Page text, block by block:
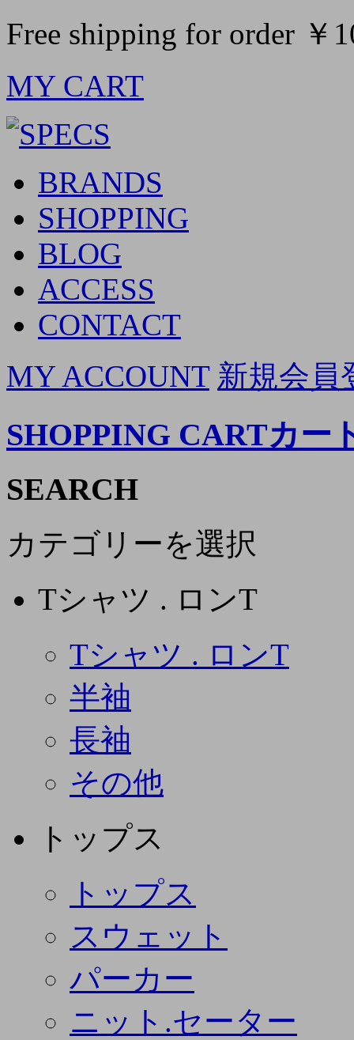
Free shipping for order ￥
MY CART
BRANDS
SHOPPING
BLOG
ACCESS
CONTACT
MY ACCOUNT 新規会員
SHOPPING CARTカー
SEARCH
カテゴリーを選択
Tシャツ . ロンT
Tシャツ . ロンT
半袖
長袖
その他
トップス
トップス
スウェット
パーカー
ニット.セーター